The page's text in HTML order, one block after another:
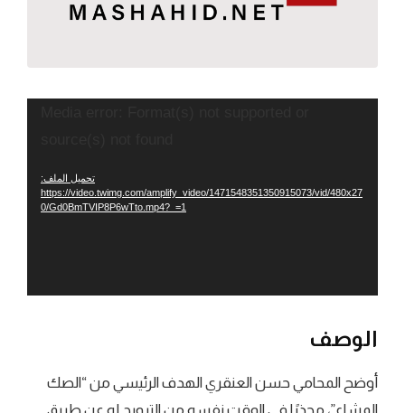
تحميل الملف:
https://video.twimg.com/amplify_video/1471548351350915073/vid/480x27
0/Gd0BmTVIP8P6wTto.mp4?_=1
الوصف
أوضح المحامي حسن العنقري الهدف الرئيسي من “الصك
المشاع”، محذرًا في الوقت نفسه من الترويج له عن طريق